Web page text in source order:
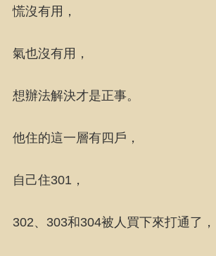
慌沒有用，
氣也沒有用，
想辦法解決才是正事。
他住的這一層有四戶，
自己住301，
302、303和304被人買下來打通了，